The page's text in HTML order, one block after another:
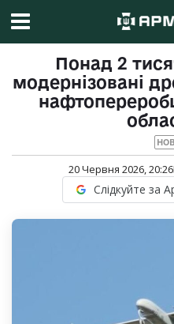
Понад 2
модернізовані
20 Червня 2026, 20:26
Слідкуйте за